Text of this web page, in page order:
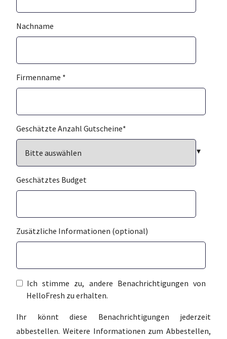
Nachname
Firmenname *
Geschätzte Anzahl Gutscheine*
Geschätztes Budget
Zusätzliche Informationen (optional)
Ich stimme zu, andere Benachrichtigungen von
HelloFresh zu erhalten.
Ihr könnt diese Benachrichtigungen jederzeit
abbestellen. Weitere Informationen zum Abbestellen,